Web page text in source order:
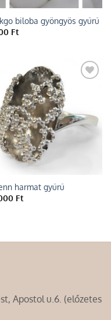
biloba gyöngyös gyűrű
Ft
harmat gyűrű
Ft
Apostol u.6. (előzetes